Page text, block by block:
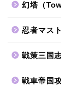
幻塔（
忍者マス
戦策三国
戦車帝国